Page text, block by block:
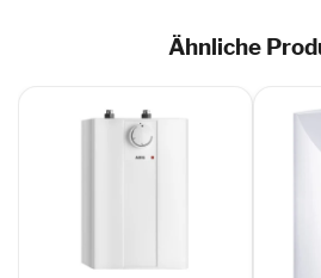
Ähnliche